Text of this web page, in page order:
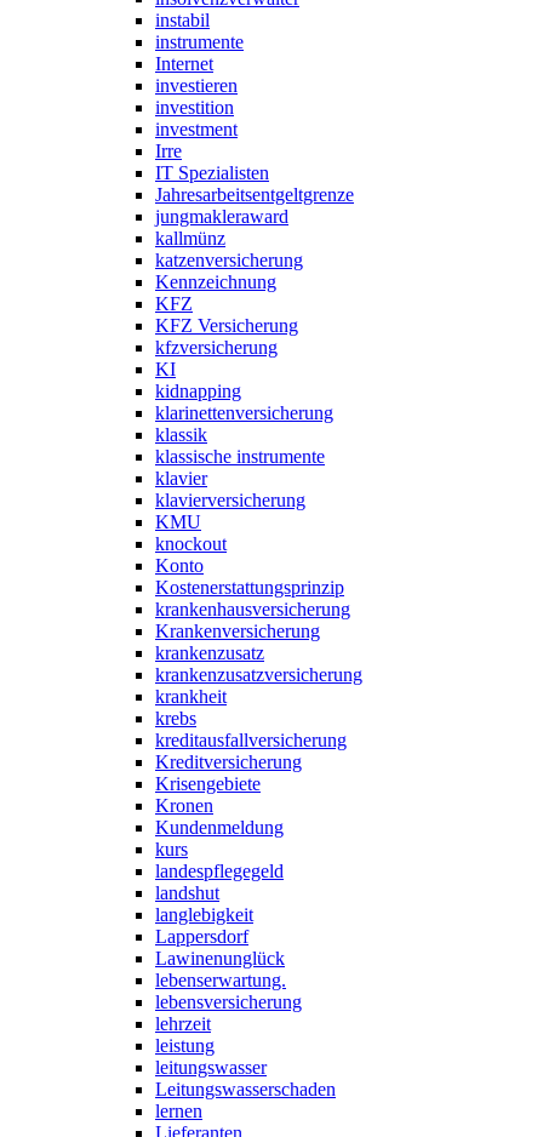
instabil
instrumente
Internet
investieren
investition
investment
Irre
IT Spezialisten
Jahresarbeitsentgeltgrenze
jungmakleraward
kallmünz
katzenversicherung
Kennzeichnung
KFZ
KFZ Versicherung
kfzversicherung
KI
kidnapping
klarinettenversicherung
klassik
klassische instrumente
klavier
klavierversicherung
KMU
knockout
Konto
Kostenerstattungsprinzip
krankenhausversicherung
Krankenversicherung
krankenzusatz
krankenzusatzversicherung
krankheit
krebs
kreditausfallversicherung
Kreditversicherung
Krisengebiete
Kronen
Kundenmeldung
kurs
landespflegegeld
landshut
langlebigkeit
Lappersdorf
Lawinenunglück
lebenserwartung.
lebensversicherung
lehrzeit
leistung
leitungswasser
Leitungswasserschaden
lernen
Lieferanten